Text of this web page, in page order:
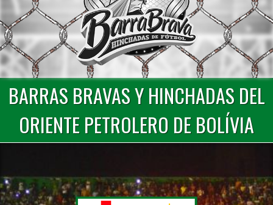
BARRAS BRAVAS Y HINCHADAS DEL
ORIENTE PETROLERO DE BOLÍVIA